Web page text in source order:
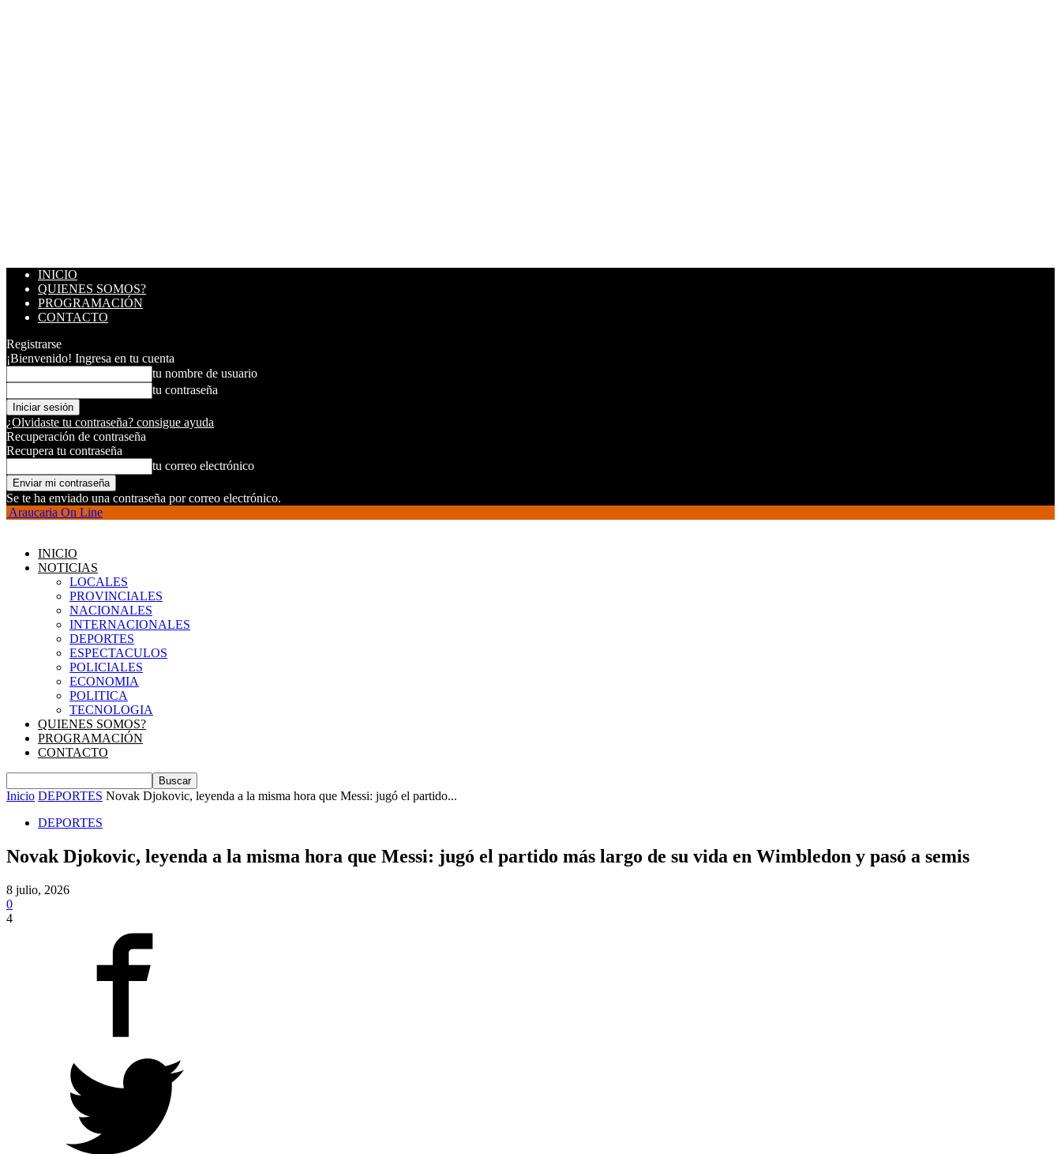
INICIO
QUIENES SOMOS?
PROGRAMACIÓN
CONTACTO
Registrarse
¡Bienvenido! Ingresa en tu cuenta
tu nombre de usuario
tu contraseña
¿Olvidaste tu contraseña? consigue ayuda
Recuperación de contraseña
Recupera tu contraseña
tu correo electrónico
Se te ha enviado una contraseña por correo electrónico.
Araucaria On Line
INICIO
NOTICIAS
LOCALES
PROVINCIALES
NACIONALES
INTERNACIONALES
DEPORTES
ESPECTACULOS
POLICIALES
ECONOMIA
POLITICA
TECNOLOGIA
QUIENES SOMOS?
PROGRAMACIÓN
CONTACTO
Inicio DEPORTES Novak Djokovic, leyenda a la misma hora que Messi: jugó el partido...
DEPORTES
Novak Djokovic, leyenda a la misma hora que Messi: jugó el partido más largo de su vida en Wimbledon y pasó a semis
8 julio, 2026
0
4